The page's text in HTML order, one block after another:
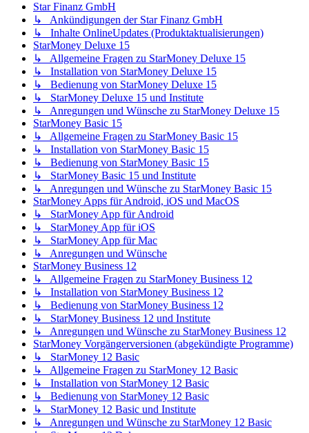
Star Finanz GmbH
↳ Ankündigungen der Star Finanz GmbH
↳ Inhalte OnlineUpdates (Produktaktualisierungen)
StarMoney Deluxe 15
↳ Allgemeine Fragen zu StarMoney Deluxe 15
↳ Installation von StarMoney Deluxe 15
↳ Bedienung von StarMoney Deluxe 15
↳ StarMoney Deluxe 15 und Institute
↳ Anregungen und Wünsche zu StarMoney Deluxe 15
StarMoney Basic 15
↳ Allgemeine Fragen zu StarMoney Basic 15
↳ Installation von StarMoney Basic 15
↳ Bedienung von StarMoney Basic 15
↳ StarMoney Basic 15 und Institute
↳ Anregungen und Wünsche zu StarMoney Basic 15
StarMoney Apps für Android, iOS und MacOS
↳ StarMoney App für Android
↳ StarMoney App für iOS
↳ StarMoney App für Mac
↳ Anregungen und Wünsche
StarMoney Business 12
↳ Allgemeine Fragen zu StarMoney Business 12
↳ Installation von StarMoney Business 12
↳ Bedienung von StarMoney Business 12
↳ StarMoney Business 12 und Institute
↳ Anregungen und Wünsche zu StarMoney Business 12
StarMoney Vorgängerversionen (abgekündigte Programme)
↳ StarMoney 12 Basic
↳ Allgemeine Fragen zu StarMoney 12 Basic
↳ Installation von StarMoney 12 Basic
↳ Bedienung von StarMoney 12 Basic
↳ StarMoney 12 Basic und Institute
↳ Anregungen und Wünsche zu StarMoney 12 Basic